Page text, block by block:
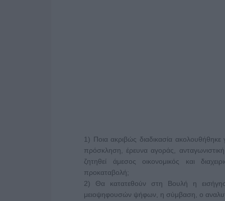
1) Ποια ακριβώς διαδικασία
πρόσκληση, έρευνα αγοράς,
ζητηθεί άμεσος οικονομικός και
προκαταβολή;
2) Θα κατατεθούν στη Βουλή η
μειοψηφουσών ψήφων, η σύμβαση, ο